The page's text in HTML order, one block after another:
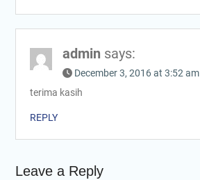
admin says:
December 3, 2016 at 3:52 am
terima kasih
REPLY
Leave a Reply